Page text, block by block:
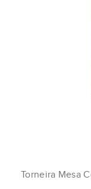
Torneira Mesa